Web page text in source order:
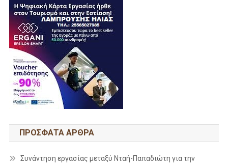
ΠΡΌΣΦΑΤΑ ΆΡΘΡΑ
Συνάντηση εργασίας μεταξύ Νταή-Παπαδιώτη για την